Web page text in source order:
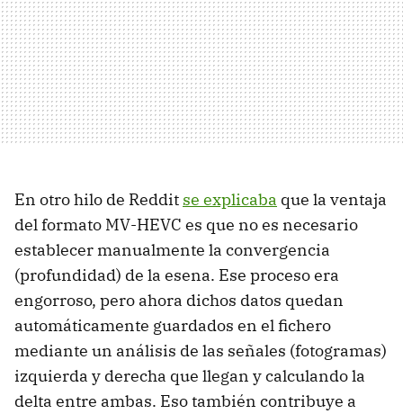
En otro hilo de Reddit se explicaba que la ventaja
del formato MV-HEVC es que no es necesario
establecer manualmente la convergencia
(profundidad) de la esena. Ese proceso era
engorroso, pero ahora dichos datos quedan
automáticamente guardados en el fichero
mediante un análisis de las señales (fotogramas)
izquierda y derecha que llegan y calculando la
delta entre ambas. Eso también contribuye a